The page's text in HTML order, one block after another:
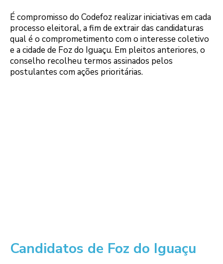
É compromisso do Codefoz realizar iniciativas em cada
processo eleitoral, a fim de extrair das candidaturas
qual é o comprometimento com o interesse coletivo
e a cidade de Foz do Iguaçu. Em pleitos anteriores, o
conselho recolheu termos assinados pelos
postulantes com ações prioritárias.
Candidatos de Foz do Iguaçu